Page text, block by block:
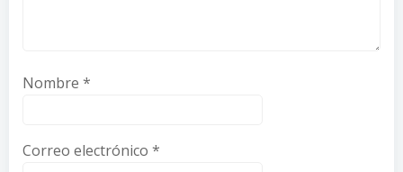
Nombre *
Correo electrónico *